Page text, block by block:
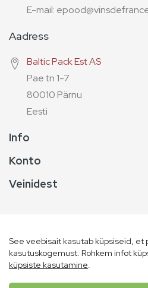
E-mail:
Aadress
Baltic Pack Est AS
Pae tn 1-7
80010 Pärnu
Eesti
Info
Konto
Veinidest
Copyright © Vins de France
See veebisait kasutab küpsiseid, et
kasutuskogemust. Rohkem infot
küpsiste kasutamine.